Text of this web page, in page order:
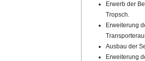
Erwerb der
Tropsch.
Erweiterung
Ausbau der
Erweiterung